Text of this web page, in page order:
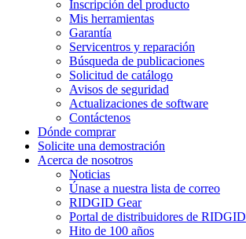
Inscripción del producto
Mis herramientas
Garantía
Servicentros y reparación
Búsqueda de publicaciones
Solicitud de catálogo
Avisos de seguridad
Actualizaciones de software
Contáctenos
Dónde comprar
Solicite una demostración
Acerca de nosotros
Noticias
Únase a nuestra lista de correo
RIDGID Gear
Portal de distribuidores de RIDGID
Hito de 100 años